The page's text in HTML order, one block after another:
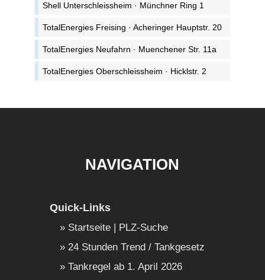
Shell Unterschleissheim · Münchner Ring 1
TotalEnergies Freising · Acheringer Hauptstr. 20
TotalEnergies Neufahrn · Muenchener Str. 11a
TotalEnergies Oberschleissheim · Hicklstr. 2
NAVIGATION
Quick-Links
Startseite | PLZ-Suche
24 Stunden Trend / Tankgesetz
Tankregel ab 1. April 2026